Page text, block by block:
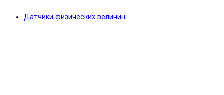
Датчики физических величин